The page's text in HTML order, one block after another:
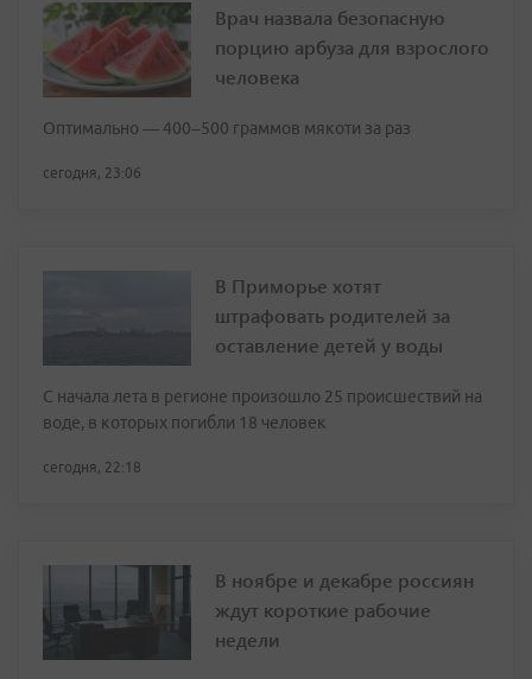
Врач назвала безопасную
порцию арбуза для взрослого
человека
Оптимально — 400–500 граммов мякоти за раз
сегодня, 23:06
В Приморье хотят
штрафовать родителей за
оставление детей у воды
С начала лета в регионе произошло 25 происшествий на
воде, в которых погибли 18 человек
сегодня, 22:18
В ноябре и декабре россиян
ждут короткие рабочие
недели